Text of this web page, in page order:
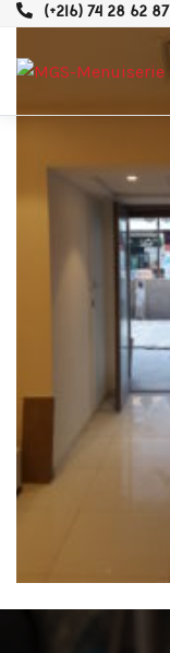
(+216) 74 28 62 87